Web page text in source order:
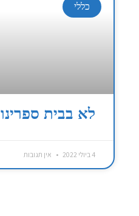
כללי
לא בבית ספרינו
4 ביולי 2022 אין תגובות